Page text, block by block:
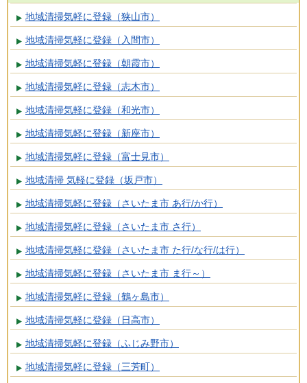
地域清掃気軽に登録（狭山市）
地域清掃気軽に登録（入間市）
地域清掃気軽に登録（朝霞市）
地域清掃気軽に登録（志木市）
地域清掃気軽に登録（和光市）
地域清掃気軽に登録（新座市）
地域清掃気軽に登録（富士見市）
地域清掃 気軽に登録（坂戸市）
地域清掃気軽に登録（さいたま市 あ行/か行）
地域清掃気軽に登録（さいたま市 さ行）
地域清掃気軽に登録（さいたま市 た行/な行/は行）
地域清掃気軽に登録（さいたま市 ま行～）
地域清掃気軽に登録（鶴ヶ島市）
地域清掃気軽に登録（日高市）
地域清掃気軽に登録（ふじみ野市）
地域清掃気軽に登録（三芳町）